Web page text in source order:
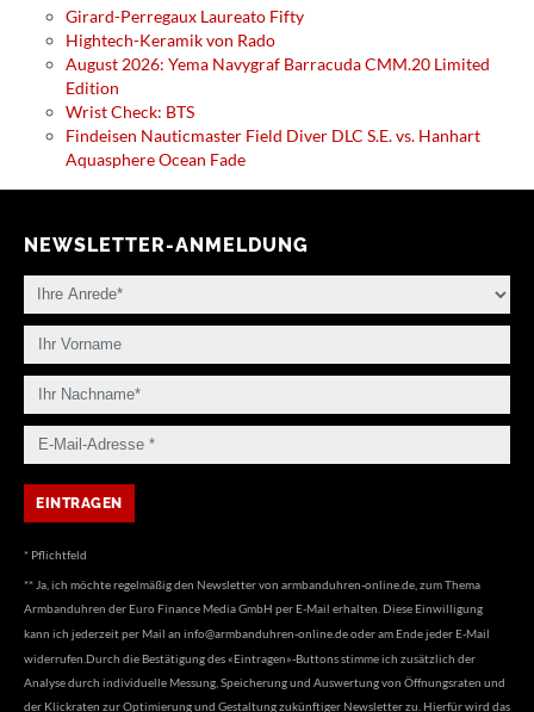
Girard-Perregaux Laureato Fifty
Hightech-Keramik von Rado
August 2026: Yema Navygraf Barracuda CMM.20 Limited
Edition
Wrist Check: BTS
Findeisen Nauticmaster Field Diver DLC S.E. vs. Hanhart
Aquasphere Ocean Fade
NEWSLETTER-ANMELDUNG
* Pflichtfeld
** Ja, ich möchte regelmäßig den Newsletter von armbanduhren-online.de, zum Thema
Armbanduhren der Euro Finance Media GmbH per E-Mail erhalten. Diese Einwilligung
kann ich jederzeit per Mail an info@armbanduhren-online.deoder am Ende jeder E-Mail
widerrufen.Durch die Bestätigung des «Eintragen»-Buttons stimme ich zusätzlich der
Analyse durch individuelle Messung, Speicherung und Auswertung von Öffnungsraten und
der Klickraten zur Optimierung und Gestaltung zukünftiger Newsletter zu. Hierfür wird das